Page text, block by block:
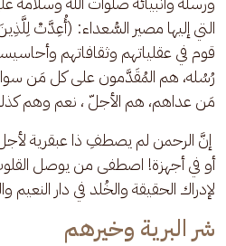
التي إليها مصير السُّعداء: (أُعِدَّتْ
قوم في عقلياتهم وثقافاتهم
رُسُله، هم المُقَدَّمون على كل مَن
مَن عداهم، هم الأجلّ ، نعم وهم
إنَّ الرحمن لم يصطفِ ذا عبقرية
أو في أجهزة! اصطفى من يوصل القلوب
لإدراك الحقيقة والخُلد في دار النعيم
شر البرية وخيرهم